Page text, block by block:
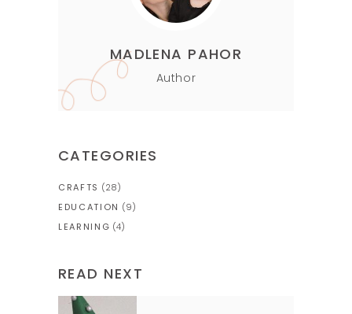
MADLENA PAHOR
Author
CATEGORIES
CRAFTS (28)
EDUCATION (9)
LEARNING (4)
READ NEXT